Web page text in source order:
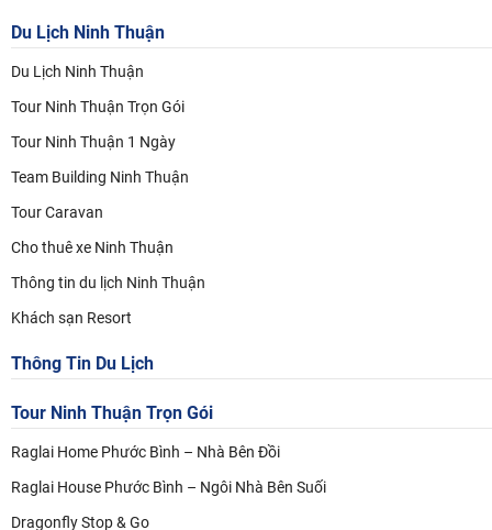
Du Lịch Ninh Thuận
Du Lịch Ninh Thuận
Tour Ninh Thuận Trọn Gói
Tour Ninh Thuận 1 Ngày
Team Building Ninh Thuận
Tour Caravan
Cho thuê xe Ninh Thuận
Thông tin du lịch Ninh Thuận
Khách sạn Resort
Thông Tin Du Lịch
Tour Ninh Thuận Trọn Gói
Raglai Home Phước Bình – Nhà Bên Đồi
Raglai House Phước Bình – Ngôi Nhà Bên Suối
Dragonfly Stop & Go